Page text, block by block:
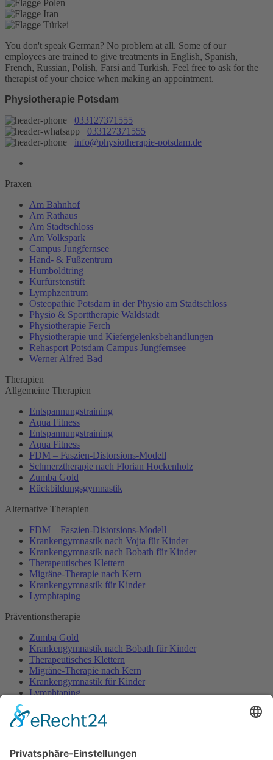
You don't speak German? No problem at all. Some of our
employees are trained to give treatments in English, Spanish,
French, Russian, Polish, Farsi and Turkish. Feel free to ask for the
therapist of your choice when making an appointment.
Physiotherapie Potsdam
033127371555
033127371555
info@physiotherapie-potsdam.de
Praxen
Am Bahnhof
Am Rathaus
Am Stadtschloss
Am Volkspark
Campus Jungfernsee
Hand- & Fußzentrum
Humboldtring
Kurfürstenstift
Lymphzentrum
Osteopathie Potsdam in der Physio am Stadtschloss
Physio & Sporttherapie Waldstadt
Physiotherapie Ferch
Physiotherapie und Kiefergelenksbehandlungen
Rehasport Potsdam Campus Jungfernsee
Werner Alfred Bad
Therapien
Allgemeine Therapien
Entspannungstraining
Aqua Fitness
Entspannungstraining
Aqua Fitness
FDM – Faszien-Distorsions-Modell
Schmerztherapie nach Florian Hockenholz
Zumba Gold
Rückbildungsgymnastik
Alternative Therapien
FDM – Faszien-Distorsions-Modell
Krankengymnastik nach Vojta für Kinder
Krankengymnastik nach Bobath für Kinder
Therapeutisches Klettern
Migräne-Therapie nach Kern
Krankengymnastik für Kinder
Lymphtaping
Präventionstherapie
Zumba Gold
Krankengymnastik nach Bobath für Kinder
Therapeutisches Klettern
Migräne-Therapie nach Kern
Krankengymnastik für Kinder
Lymphtaping
Rücken Therapie
Aqua Fitness